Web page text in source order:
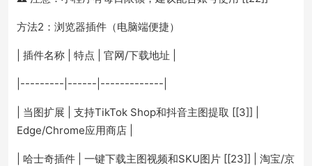
方法2：浏览器插件（电脑端便捷）
| 插件名称 | 特点 | 官网/下载地址 |
|---------|------|-------------|
| 当图扩展 | 支持TikTok Shop和抖音主图提取 [[3]] |
Edge/Chrome应用商店 |
| 哈士奇插件 | 一键下载主图视频和SKU图片 [[23]] | 淘宝/京